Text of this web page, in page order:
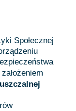
Społecznej